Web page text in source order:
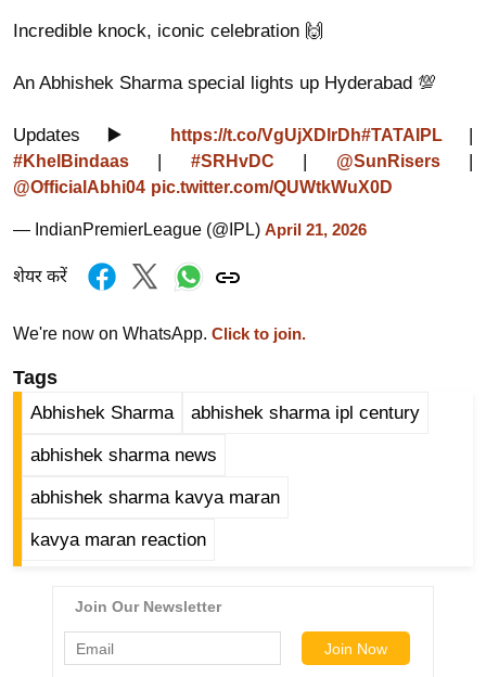
ग
डि
सा
हि
ज
ऑ
व
र्ल्ड
न्यू
ब्री
फ
Incredible knock, iconic celebration 🙌
An Abhishek Sharma special lights up Hyderabad 💯
Updates ▶️ https://t.co/VgUjXDlrDh#TATAIPL|
#KhelBindaas #SRHvDC @SunRisers|
@OfficialAbhi04 pic.twitter.com/QUWtkWuX0D
— IndianPremierLeague (@IPL) April 21, 2026
शेयर करें
We're now on WhatsApp. Click to join.
Tags
Abhishek Sharma abhishek sharma ipl century
abhishek sharma news
abhishek sharma kavya maran
kavya maran reaction